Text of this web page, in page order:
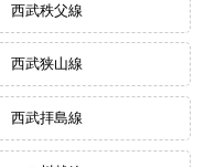
西武秩父線
西武狭山線
西武拝島線